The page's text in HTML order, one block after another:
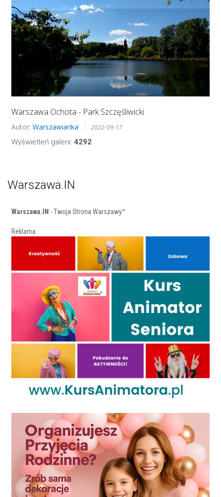
Warszawa Ochota - Park Szczęśliwicki
Autor: Warszawianka 2022-09-17
Wyświetleń galerii: 4292
Warszawa.IN
Warszawa.IN - Twoja Strona Warszawy™
Reklama